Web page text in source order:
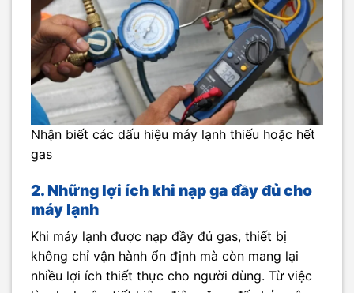
Nhận biết các dấu hiệu máy lạnh thiếu hoặc hết
gas
2. Những lợi ích khi nạp ga đầy đủ cho
máy lạnh
Khi máy lạnh được nạp đầy đủ gas, thiết bị
không chỉ vận hành ổn định mà còn mang lại
nhiều lợi ích thiết thực cho người dùng. Từ việc